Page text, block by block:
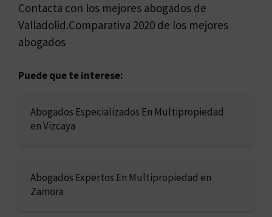
Contacta con los mejores abogados de
Valladolid.Comparativa 2020 de los mejores
abogados
Puede que te interese:
Abogados Especializados En Multipropiedad
en Vizcaya
Abogados Expertos En Multipropiedad en
Zamora